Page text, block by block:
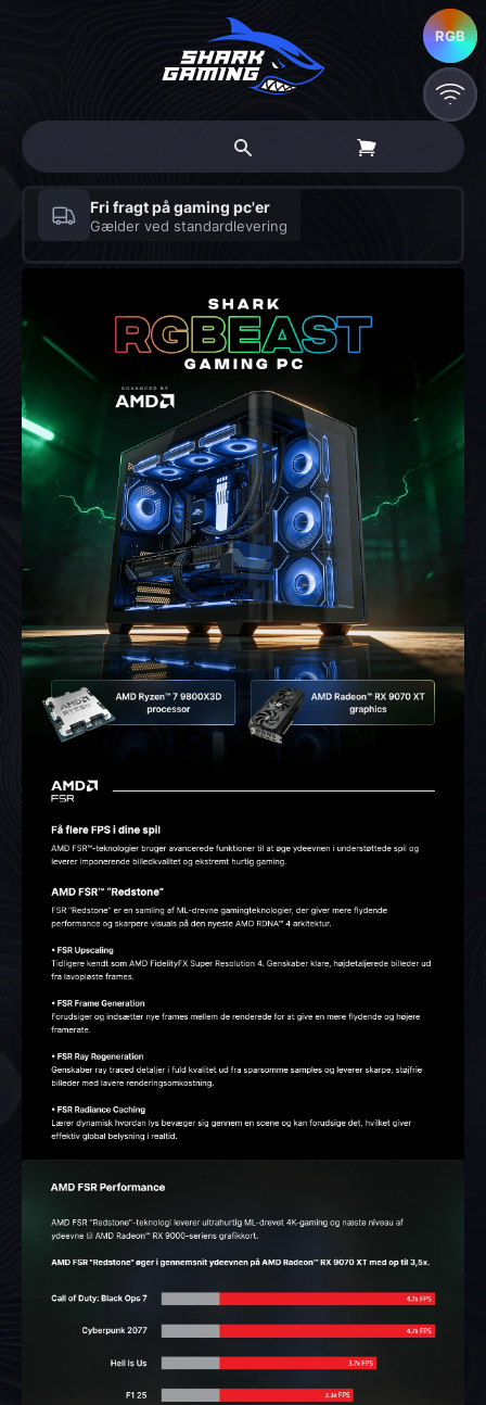
Fri fragt på gaming pc'er
Gælder ved standardlevering
RGB
RGB